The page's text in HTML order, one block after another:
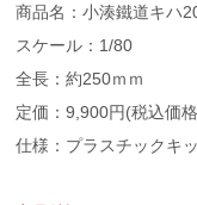
商品名：小湊鐵道キハ
スケール：1/80
全長：約250ｍｍ
定価：9,900円(税込価
仕様：プラスチックキ